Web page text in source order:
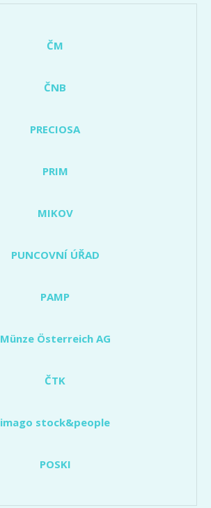
ČM
ČNB
PRECIOSA
PRIM
MIKOV
PUNCOVNÍ ÚŘAD
PAMP
Münze Österreich AG
ČTK
imago stock&people
POSKI